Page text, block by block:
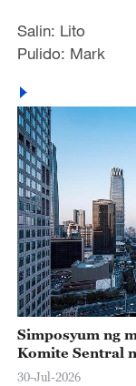
Salin: Lito
Pulido: Mark
Simposyum ng
Komite Sentral
30-Jul-2026